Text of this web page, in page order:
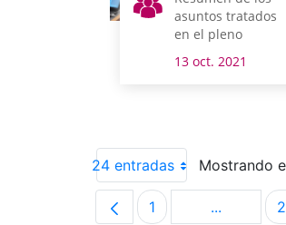
asuntos tratados
en el pleno
13 oct. 2021
24 entradas Mostrando
Página
1 ...Páginas